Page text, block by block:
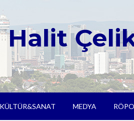
Halit
KÜLTÜR&SANAT MEDYA